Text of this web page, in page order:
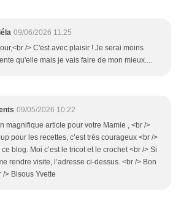
09/06/2026 11:25
/> C'est avec plaisir ! Je serai moins
qu'elle mais je vais faire de mon mieux....
09/05/2026 10:22
magnifique article pour votre Mamie , <br />
pour les recettes, c’est très courageux <br />
blog. Moi c’est le tricot et le crochet <br /> Si
rendre visite, l’adresse ci-dessus. <br /> Bon
> Bisous Yvette